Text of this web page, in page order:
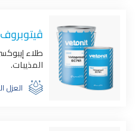
ڤيتوبروف
طلاء
المذيبات.
العزل